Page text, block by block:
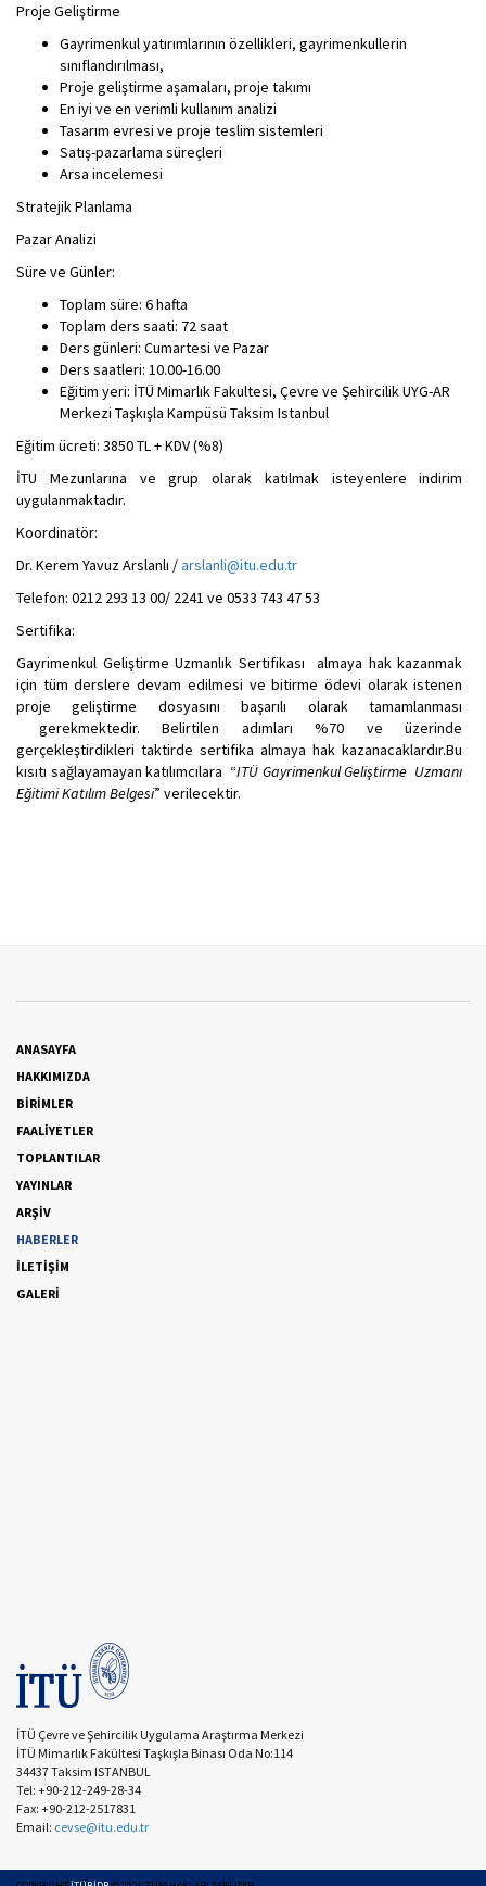
Proje Geliştirme
Gayrimenkul yatırımlarının özellikleri, gayrimenkullerin
sınıflandırılması,
Proje geliştirme aşamaları, proje takımı
En iyi ve en verimli kullanım analizi
Tasarım evresi ve proje teslim sistemleri
Satış-pazarlama süreçleri
Arsa incelemesi
Stratejik Planlama
Pazar Analizi
Süre ve Günler:
Toplam süre: 6 hafta
Toplam ders saati: 72 saat
Ders günleri: Cumartesi ve Pazar
Ders saatleri: 10.00-16.00
Eğitim yeri: İTÜ Mimarlık Fakultesi, Çevre ve Şehircilik UYG-AR
Merkezi Taşkışla Kampüsü Taksim Istanbul
Eğitim ücreti: 3850 TL + KDV (%8)
İTU Mezunlarına ve grup olarak katılmak isteyenlere indirim
uygulanmaktadır.
Koordinatör:
Dr. Kerem Yavuz Arslanlı /arslanli@itu.edu.tr
Telefon: 0212 293 13 00/ 2241 ve 0533 743 47 53
Sertifika:
Gayrimenkul Geliştirme Uzmanlık Sertifikası almaya hak kazanmak
için tüm derslere devam edilmesi ve bitirme ödevi olarak istenen
proje geliştirme dosyasını başarılı olarak tamamlanması
gerekmektedir. Belirtilen adımları %70 ve üzerinde
gerçekleştirdikleri taktirde sertifika almaya hak kazanacaklardır.Bu
kısıtı sağlayamayan katılımcılara “ITÜ Gayrimenkul Geliştirme Uzmanı
Eğitimi Katılım Belgesi” verilecektir.
ANASAYFA
HAKKIMIZDA
BİRİMLER
FAALİYETLER
TOPLANTILAR
YAYINLAR
ARŞİV
HABERLER
İLETİŞİM
GALERİ
İTÜ Çevre ve Şehircilik Uygulama Araştırma Merkezi
İTÜ Mimarlık Fakültesi Taşkışla Binası Oda No:114
34437 Taksim ISTANBUL
Tel: +90-212-249-28-34
Fax: +90-212-2517831
Email: cevse@itu.edu.tr